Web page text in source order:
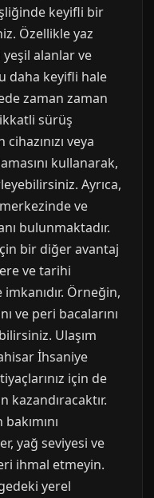
keyifli bir
Özellikle yaz
alanlar ve
daha keyifli hale
zaman zaman
sürüş
veya
kullanarak,
Ayrıca,
merkezinde ve
bulunmaktadır.
bir diğer avantaj
ve tarihi
Örneğin,
ve peri bacalarını
Ulaşım
İhsaniye
için de
kazandıracaktır.
yağ seviyesi ve
ihmal etmeyin.
yerel